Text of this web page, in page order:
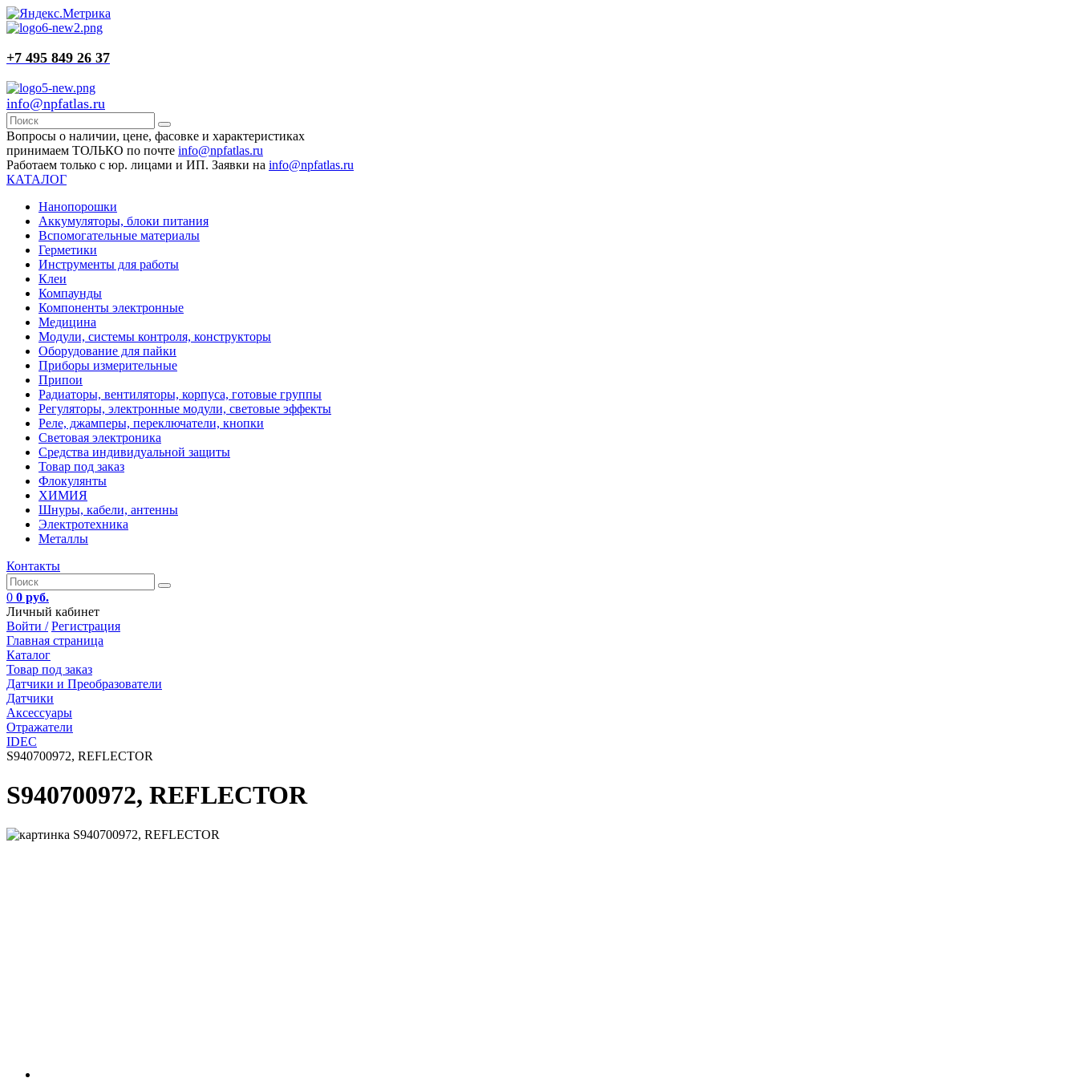
+7 495 849 26 37
info@npfatlas.ru
Вопросы о наличии, цене, фасовке и характеристиках
принимаем ТОЛЬКО по почте info@npfatlas.ru
Работаем только с юр. лицами и ИП. Заявки на info@npfatlas.ru
КАТАЛОГ
Нанопорошки
Аккумуляторы, блоки питания
Вспомогательные материалы
Герметики
Инструменты для работы
Клеи
Компаунды
Компоненты электронные
Медицина
Модули, системы контроля, конструкторы
Оборудование для пайки
Приборы измерительные
Припои
Радиаторы, вентиляторы, корпуса, готовые группы
Регуляторы, электронные модули, световые эффекты
Реле, джамперы, переключатели, кнопки
Световая электроника
Средства индивидуальной защиты
Товар под заказ
Флокулянты
ХИМИЯ
Шнуры, кабели, антенны
Электротехника
Металлы
Контакты
0 0 руб.
Личный кабинет
Войти / Регистрация
Главная страница
Каталог
Товар под заказ
Датчики и Преобразователи
Датчики
Аксессуары
Отражатели
IDEC
S940700972, REFLECTOR
S940700972, REFLECTOR